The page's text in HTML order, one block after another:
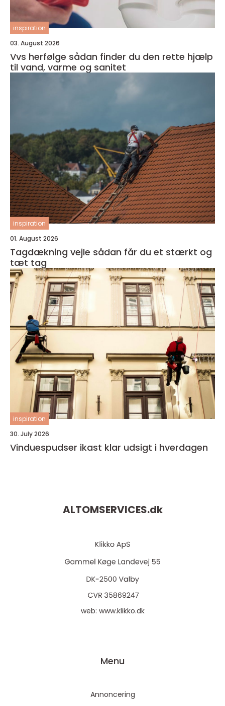
inspiration
03. August 2026
Vvs herfølge sådan finder du den rette hjælp
til vand, varme og sanitet
inspiration
01. August 2026
Tagdækning vejle sådan får du et stærkt og
tæt tag
inspiration
30. July 2026
Vinduespudser ikast klar udsigt i hverdagen
ALTOMSERVICES.dk
web: www.klikko.dk
Menu
Annoncering